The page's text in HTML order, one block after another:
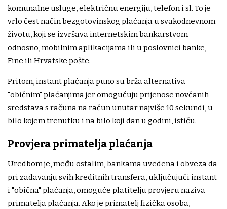
komunalne usluge, električnu energiju, telefon i sl. To je
vrlo čest način bezgotovinskog plaćanja u svakodnevnom
životu, koji se izvršava internetskim bankarstvom
odnosno, mobilnim aplikacijama ili u poslovnici banke,
Fine ili Hrvatske pošte.
Pritom, instant plaćanja puno su brža alternativa
"običnim" plaćanjima jer omogućuju prijenose novčanih
sredstava s računa na račun unutar najviše 10 sekundi, u
bilo kojem trenutku i na bilo koji dan u godini, ističu.
Provjera primatelja plaćanja
Uredbom je, među ostalim, bankama uvedena i obveza da
pri zadavanju svih kreditnih transfera, uključujući instant
i "obična" plaćanja, omoguće platitelju provjeru naziva
primatelja plaćanja. Ako je primatelj fizička osoba,